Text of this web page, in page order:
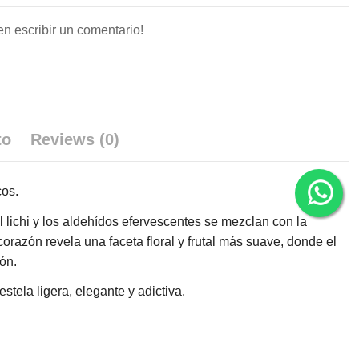
escribir un comentario!
Reviews (0)
y los aldehídos efervescentes se mezclan con la
revela una faceta floral y frutal más suave, donde el
ligera, elegante y adictiva.